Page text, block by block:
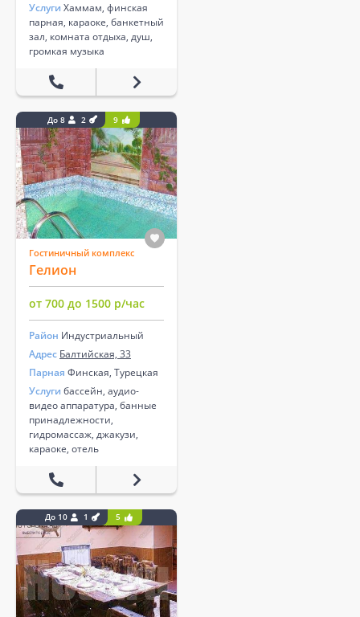
Услуги Хаммам, финская
парная, караоке, банкетный
зал, комната отдыха, душ,
громкая музыка
До 8 2 9
Гостиничный комплекс
Гелион
от 700 до 1500 р/час
Район Индустриальный
Адрес Балтийская, 33
Парная Финская, Турецкая
Услуги бассейн, аудио-
видео аппаратура, банные
принадлежности,
гидромассаж, джакузи,
караоке, отель
До 10 1 5